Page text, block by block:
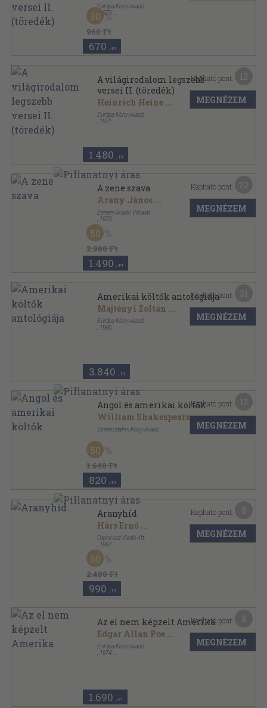
Európa Könyvkiadó
, 1973
Vászon
960 Ft
30
670 ,-Ft
A világirodalom legszebb
versei II. (töredék)
Heinrich Heine ...
Európa Könyvkiadó
1971
1.480 ,-Ft
Kapható pont:
MEGNÉZEM
A zene szava
Arany János ...
Zeneműkiadó Vállalat
1973
Vászon
2.980 Ft
50
1.490 ,-Ft
Kapható pont:
MEGNÉZEM
Amerikai költők antológiája
Majtényi Zoltán ...
Európa Könyvkiadó
1990
3.840 ,-Ft
Kapható pont:
MEGNÉZEM
Angol és amerikai költők
William Shakespeare...
Szépirodalmi Könyvkiadó
Vászon
Kosztolányi válogatott műfordításai sorozat
1.640 Ft
50
820 ,-Ft
Kapható pont:
MEGNÉZEM
Aranyhíd
Hárs Ernő ...
Orpheusz Kiadó Kft.
1997
Ragasztott papírkötés
Orpheusz könyvek sorozat
2.480 Ft
60
990 ,-Ft
Kapható pont:
MEGNÉZEM
Az el nem képzelt Amerika
Edgar Allan Poe ...
Európa Könyvkiadó
1974
1.690 ,-Ft
Kapható pont:
MEGNÉZEM